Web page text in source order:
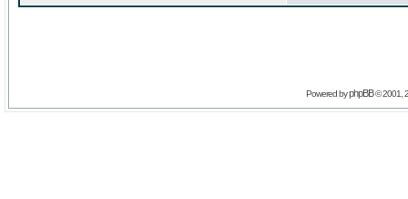
Powered byphpBB© 2001,